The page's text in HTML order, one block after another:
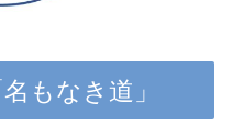
もなき道」